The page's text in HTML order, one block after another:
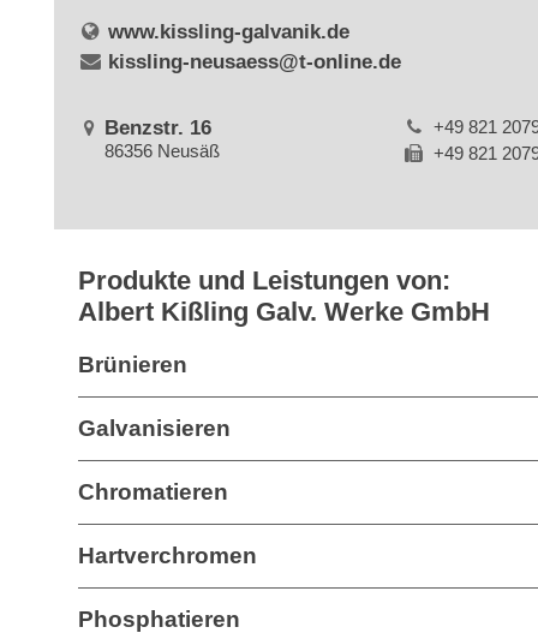
www.kissling-galvanik.de
kissling-neusaess@t-online.de
Benzstr. 16
86356 Neusäß
+49 821
+49 821
Produkte und Leistungen von:
Albert Kißling Galv. Werke GmbH
Brünieren
Galvanisieren
Chromatieren
Hartverchromen
Phosphatieren